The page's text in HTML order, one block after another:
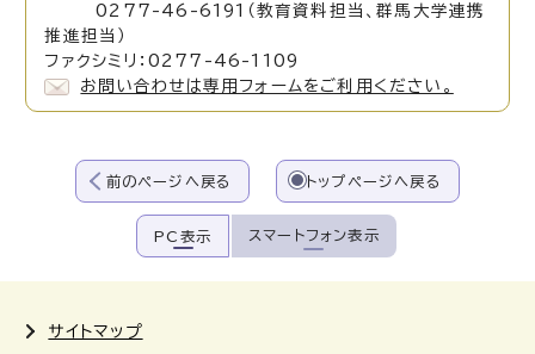
0277-46-6191（教育資料担当、群馬大学連携
推進担当）
ファクシミリ：0277-46-1109
お問い合わせは専用フォームをご利用ください。
前のページへ戻る トップページへ戻る
PC表示 スマートフォン表示
サイトマップ